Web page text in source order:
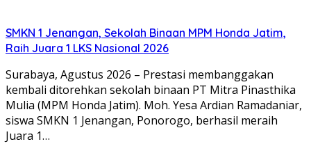
SMKN 1 Jenangan, Sekolah Binaan MPM Honda Jatim,
Raih Juara 1 LKS Nasional 2026
Surabaya, Agustus 2026 – Prestasi membanggakan
kembali ditorehkan sekolah binaan PT Mitra Pinasthika
Mulia (MPM Honda Jatim). Moh. Yesa Ardian Ramadaniar,
siswa SMKN 1 Jenangan, Ponorogo, berhasil meraih
Juara 1…